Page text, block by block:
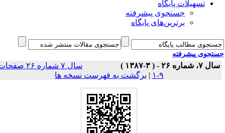
تسهیلات پایگاه
جستجوی پیشرفته
برترین‌های پایگاه
پیشرفته
۲۶ - ( ۳-۱۳۸۷ )
سال ۷ شماره ۲۶ صفحات
|برگشت به فهرست نسخه ها